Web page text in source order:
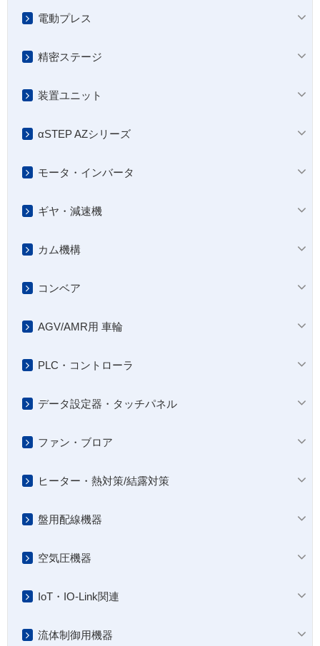
電動プレス
精密ステージ
装置ユニット
αSTEP AZシリーズ
モータ・インバータ
ギヤ・減速機
カム機構
コンベア
AGV/AMR用 車輪
PLC・コントローラ
データ設定器・タッチパネル
ファン・ブロア
ヒーター・熱対策/結露対策
盤用配線機器
空気圧機器
IoT・IO-Link関連
流体制御用機器